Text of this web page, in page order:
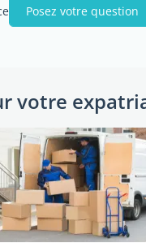
Posez votre question
votre